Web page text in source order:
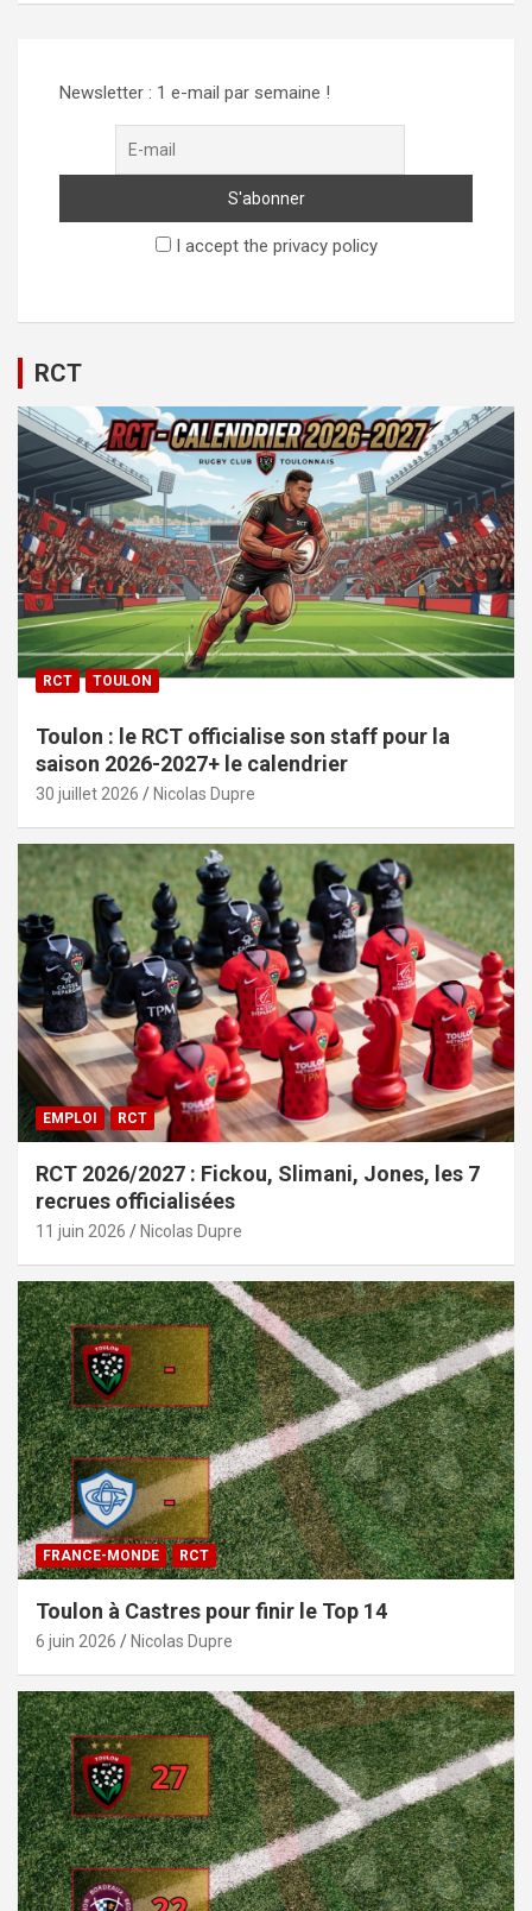
Newsletter : 1 e-mail par semaine !
I accept the privacy policy
RCT
RCT TOULON
Toulon : le RCT officialise son staff pour la
saison 2026-2027+ le calendrier
30 juillet 2026 Nicolas Dupre
EMPLOI RCT
RCT 2026/2027 : Fickou, Slimani, Jones, les 7
recrues officialisées
11 juin 2026 Nicolas Dupre
FRANCE-MONDE RCT
Toulon à Castres pour finir le Top 14
6 juin 2026 Nicolas Dupre